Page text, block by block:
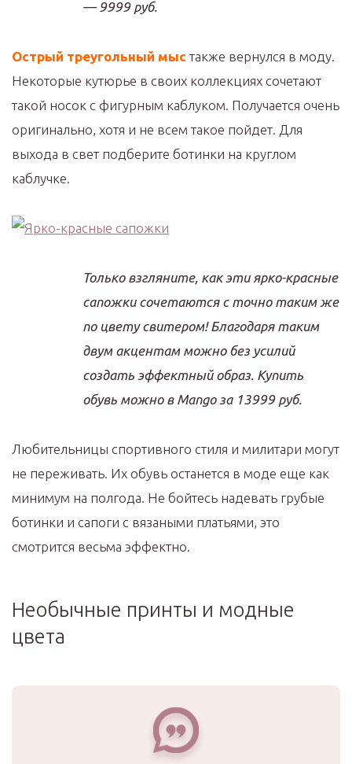
— 9999 руб.
Острый треугольный мыс также вернулся в моду.
Некоторые кутюрье в своих коллекциях сочетают
такой носок с фигурным каблуком. Получается очень
оригинально, хотя и не всем такое пойдет. Для
выхода в свет подберите ботинки на круглом
каблучке.
Только взгляните, как эти ярко-красные
сапожки сочетаются с точно таким же
по цвету свитером! Благодаря таким
двум акцентам можно без усилий
создать эффектный образ. Купить
обувь можно в Mango за 13999 руб.
Любительницы спортивного стиля и милитари могут
не переживать. Их обувь останется в моде еще как
минимум на полгода. Не бойтесь надевать грубые
ботинки и сапоги с вязаными платьями, это
смотрится весьма эффектно.
Необычные принты и модные
цвета